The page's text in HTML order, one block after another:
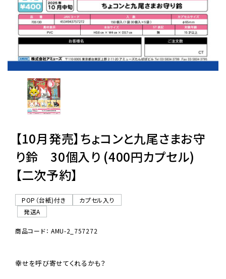
よくあるご質問
ご利用ガイド
06-6282-7659
【10月発売】ちょコンと九尾さまお守
り鈴 30個入り (400円カプセル)
【二次予約】
POP（台紙)付き
カプセル入り
発送A
商品コード： AMU-2_757272
幸せを呼び寄せてくれるかも？